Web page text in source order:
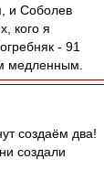
и Соболев
кого я
- 91
медленным.
создаём два!
создали